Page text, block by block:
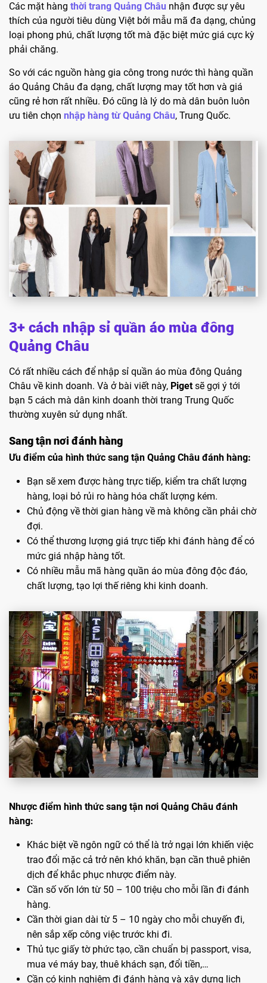
Các mặt hàng thời trang Quảng Châu nhận được sự yêu
thích của người tiêu dùng Việt bởi mẫu mã đa dạng, chủng
loại phong phú, chất lượng tốt mà đặc biệt mức giá cực kỳ
phải chăng.
So với các nguồn hàng gia công trong nước thì hàng quần
áo Quảng Châu đa dạng, chất lượng may tốt hơn và giá
cũng rẻ hơn rất nhiều. Đó cũng là lý do mà dân buôn luôn
ưu tiên chọn nhập hàng từ Quảng Châu, Trung Quốc.
3+ cách nhập sỉ quần áo mùa đông
Quảng Châu
Có rất nhiều cách để nhập sỉ quần áo mùa đông Quảng
Châu về kinh doanh. Và ở bài viết này, Pigetsẽ gợi ý tới
bạn 5 cách mà dân kinh doanh thời trang Trung Quốc
thường xuyên sử dụng nhất.
Sang tận nơi đánh hàng
Ưu điểm của hình thức sang tận Quảng Châu đánh hàng:
Bạn sẽ xem được hàng trực tiếp, kiểm tra chất lượng
hàng, loại bỏ rủi ro hàng hóa chất lượng kém.
Chủ động về thời gian hàng về mà không cần phải chờ
đợi.
Có thể thương lượng giá trực tiếp khi đánh hàng để có
mức giá nhập hàng tốt.
Có nhiều mẫu mã hàng quần áo mùa đông độc đáo,
chất lượng, tạo lợi thế riêng khi kinh doanh.
Nhược điểm hình thức sang tận nơi Quảng Châu đánh
hàng:
Khác biệt về ngôn ngữ có thể là trở ngại lớn khiến việc
trao đổi mặc cả trở nên khó khăn, bạn cần thuê phiên
dịch để khắc phục nhược điểm này.
Cần số vốn lớn từ 50 – 100 triệu cho mỗi lần đi đánh
hàng.
Cần thời gian dài từ 5 – 10 ngày cho mỗi chuyến đi,
nên sắp xếp công việc trước khi đi.
Thủ tục giấy tờ phức tạo, cần chuẩn bị passport, visa,
mua vé máy bay, thuê khách sạn, đổi tiền,…
Cần có kinh nghiệm đi đánh hàng và xây dựng lịch